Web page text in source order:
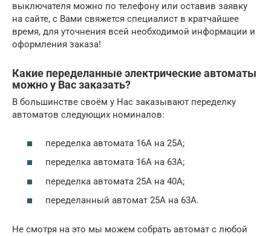
выключателя можно по телефону или оставив заявку
на сайте, с Вами свяжется специалист в кратчайшее
время, для уточнения всей необходимой информации и
оформления заказа!
Какие переделанные электрические автоматы
можно у Вас заказать?
В большинстве своём у Нас заказывают переделку
автоматов следующих номиналов:
переделка автомата 16А на 25А;
переделка автомата 16А на 63А;
переделка автомата 25А на 40А;
переделанный автомат 25А на 63А.
Не смотря на это мы можем собрать автомат с любой